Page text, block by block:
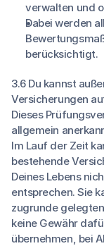
verwalten und
Dabei werden
berücksichtigt.
3.6 Du kannst
Versicherungen
Dieses
allgemein
Im Lauf der Zeit
bestehende
Deines Lebens
entsprechen. Sie
zugrunde
keine Gewähr
übernehmen, bei